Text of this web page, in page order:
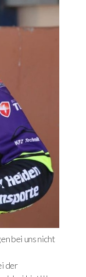
bei uns nicht
der